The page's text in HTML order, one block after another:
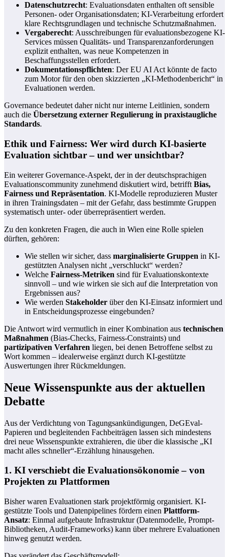
Datenschutzrecht: Evaluationsdaten enthalten oft sensible
Personen- oder Organisationsdaten; KI-Verarbeitung erfordert
klare Rechtsgrundlagen und technische Schutzmaßnahmen.
Vergaberecht: Ausschreibungen für evaluationsbezogene KI-
Services müssen Qualitäts- und Transparenzanforderungen
explizit enthalten, was neue Kompetenzen in
Beschaffungsstellen erfordert.
Dokumentationspflichten: Der EU AI Act könnte de facto
zum Motor für den oben skizzierten „KI-Methodenbericht“ in
Evaluationen werden.
Governance bedeutet daher nicht nur interne Leitlinien, sondern
auch die Übersetzung externer Regulierung in praxistaugliche
Standards.
Ethik und Fairness: Wer wird durch KI-basierte
Evaluation sichtbar – und wer unsichtbar?
Ein weiterer Governance-Aspekt, der in der deutschsprachigen
Evaluationscommunity zunehmend diskutiert wird, betrifft Bias,
Fairness und Repräsentation. KI-Modelle reproduzieren Muster
in ihren Trainingsdaten – mit der Gefahr, dass bestimmte Gruppen
systematisch unter- oder überrepräsentiert werden.
Zu den konkreten Fragen, die auch in Wien eine Rolle spielen
dürften, gehören:
Wie stellen wir sicher, dass marginalisierte Gruppen in KI-
gestützten Analysen nicht „verschluckt“ werden?
Welche Fairness-Metriken sind für Evaluationskontexte
sinnvoll – und wie wirken sie sich auf die Interpretation von
Ergebnissen aus?
Wie werden Stakeholder über den KI-Einsatz informiert und
in Entscheidungsprozesse eingebunden?
Die Antwort wird vermutlich in einer Kombination aus technischen
Maßnahmen (Bias-Checks, Fairness-Constraints) und
partizipativen Verfahren liegen, bei denen Betroffene selbst zu
Wort kommen – idealerweise ergänzt durch KI-gestützte
Auswertungen ihrer Rückmeldungen.
Neue Wissenspunkte aus der aktuellen
Debatte
Aus der Verdichtung von Tagungsankündigungen, DeGEval-
Papieren und begleitenden Fachbeiträgen lassen sich mindestens
drei neue Wissenspunkte extrahieren, die über die klassische „KI
macht alles schneller“-Erzählung hinausgehen.
1. KI verschiebt die Evaluationsökonomie – von
Projekten zu Plattformen
Bisher waren Evaluationen stark projektförmig organisiert. KI-
gestützte Tools und Datenpipelines fördern einen Plattform-
Ansatz: Einmal aufgebaute Infrastruktur (Datenmodelle, Prompt-
Bibliotheken, Audit-Frameworks) kann über mehrere Evaluationen
hinweg genutzt werden.